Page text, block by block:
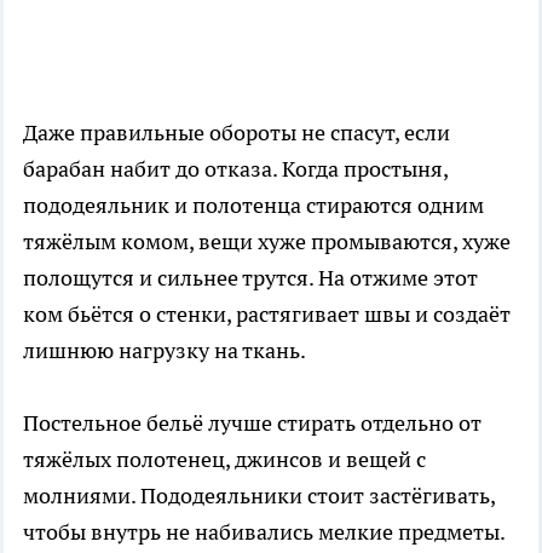
Даже правильные обороты не спасут, если
барабан набит до отказа. Когда простыня,
пододеяльник и полотенца стираются одним
тяжёлым комом, вещи хуже промываются, хуже
полощутся и сильнее трутся. На отжиме этот
ком бьётся о стенки, растягивает швы и создаёт
лишнюю нагрузку на ткань.
Постельное бельё лучше стирать отдельно от
тяжёлых полотенец, джинсов и вещей с
молниями. Пододеяльники стоит застёгивать,
чтобы внутрь не набивались мелкие предметы.